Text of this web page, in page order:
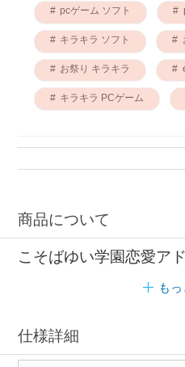
pcゲーム ソフト
キラキラ ソフト
お祭り キラキラ
キラキラ PCゲーム
商品について
こそばゆい学園恋愛ア
も
仕様詳細